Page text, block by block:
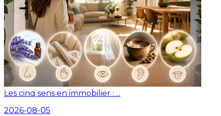
Les cinq sens en immobilier : ...
2026-08-05